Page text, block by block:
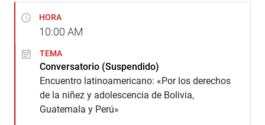
HORA
10:00 AM
TEMA
Conversatorio (Suspendido)
Encuentro latinoamericano: «Por los derechos
de la niñez y adolescencia de Bolivia,
Guatemala y Perú»